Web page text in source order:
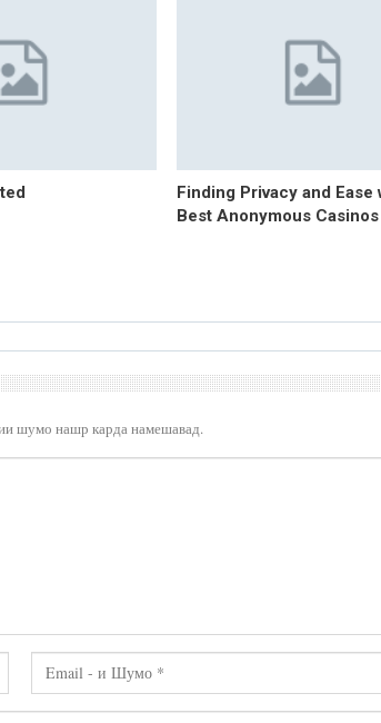
Finding Privacy and Ease
Best Anonymous Casinos
шумо нашр карда намешавад.